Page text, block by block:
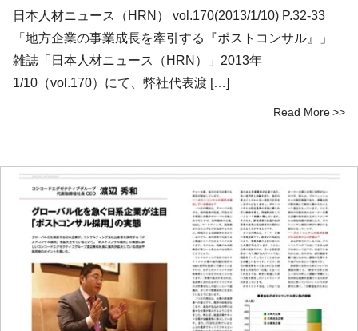
日本人材ニュース（HRN） vol.170(2013/1/10) P.32-33
「地方企業の事業成長を牽引する『ポストコンサル』」
雑誌「日本人材ニュース（HRN）」2013年
1/10（vol.170）にて、弊社代表渡 […]
Read More